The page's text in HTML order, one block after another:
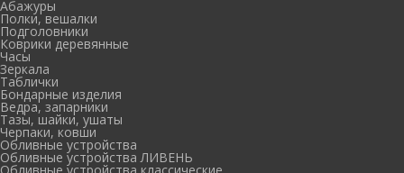
Абажуры
Полки, вешалки
Подголовники
Коврики деревянные
Часы
Зеркала
Таблички
Бондарные изделия
Ведра, запарники
Тазы, шайки, ушаты
Черпаки, ковши
Обливные устройства
Обливные устройства ЛИВЕНЬ